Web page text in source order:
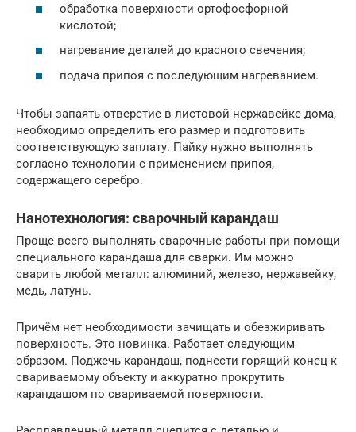
обработка поверхности ортофосфорной
кислотой;
нагревание деталей до красного свечения;
подача припоя с последующим нагреванием.
Чтобы запаять отверстие в листовой нержавейке дома,
необходимо определить его размер и подготовить
соответствующую заплату. Пайку нужно выполнять
согласно технологии с применением припоя,
содержащего серебро.
Нанотехнология: сварочный карандаш
Проще всего выполнять сварочные работы при помощи
специального карандаша для сварки. Им можно
сварить любой металл: алюминий, железо, нержавейку,
медь, латунь.
Причём нет необходимости зачищать и обезжиривать
поверхность. Это новинка. Работает следующим
образом. Поджечь карандаш, поднести горящий конец к
свариваемому объекту и аккуратно прокрутить
карандашом по свариваемой поверхности.